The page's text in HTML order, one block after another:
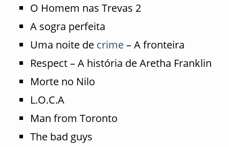
O Homem nas Trevas 2
A sogra perfeita
Uma noite de crime– A fronteira
Respect – A história de Aretha Franklin
Morte no Nilo
L.O.C.A
Man from Toronto
The bad guys